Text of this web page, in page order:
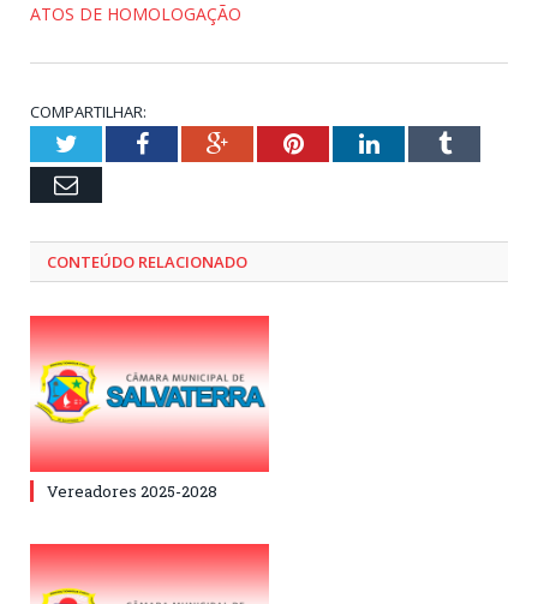
ATOS DE HOMOLOGAÇÃO
COMPARTILHAR:
TwitterFacebookGoogle+PinterestLinkedInTumblr
Email
CONTEÚDO RELACIONADO
Vereadores 2025-2028